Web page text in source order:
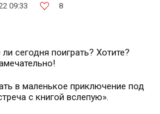
09:33 8
сегодня поиграть? Хотите?
в маленькое приключение под
с книгой вслепую».